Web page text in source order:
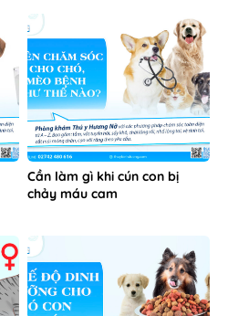
Cần làm gì khi cún con bị
chảy máu cam